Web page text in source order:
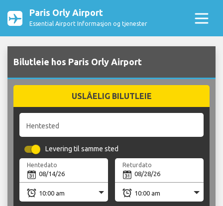
Paris Orly Airport
Essential Airport Informasjon og tjenester
Bilutleie hos Paris Orly Airport
USLÅELIG BILUTLEIE
Hentested
Levering til samme sted
Hentedato Returdato